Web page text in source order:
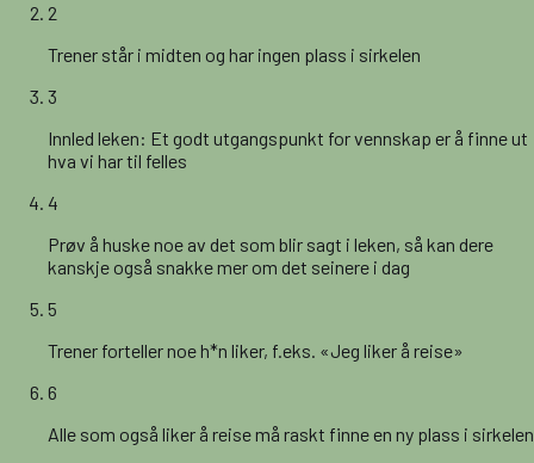
2
Trener står i midten og har ingen plass i sirkelen
3
Innled leken: Et godt utgangspunkt for vennskap er å finne ut
hva vi har til felles
4
Prøv å huske noe av det som blir sagt i leken, så kan dere
kanskje også snakke mer om det seinere i dag
5
Trener forteller noe h*n liker, f.eks. «Jeg liker å reise»
6
Alle som også liker å reise må raskt finne en ny plass i sirkelen